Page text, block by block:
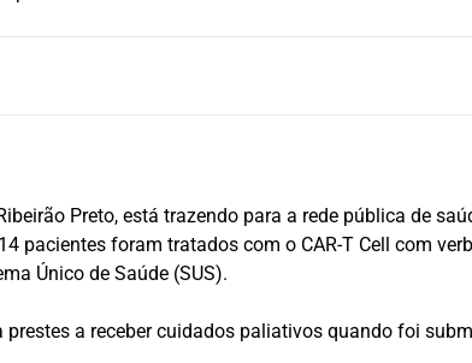
Preto, está trazendo para a rede pública de
pacientes foram tratados com o CAR-T Cell com
Único de Saúde (SUS).
a receber cuidados paliativos quando foi